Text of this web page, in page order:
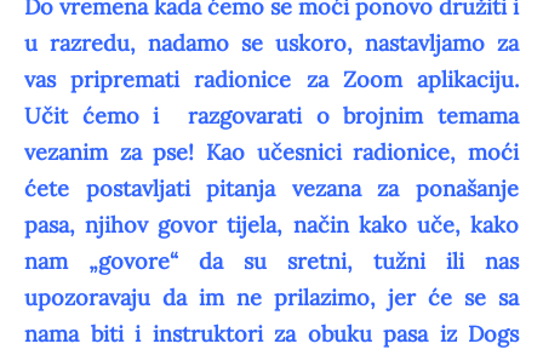
Do vremena kada ćemo se moći ponovo družiti i
u razredu, nadamo se uskoro, nastavljamo za
vas pripremati radionice za Zoom aplikaciju.
Učit ćemo i razgovarati o brojnim temama
vezanim za pse! Kao učesnici radionice, moći
ćete postavljati pitanja vezana za ponašanje
pasa, njihov govor tijela, način kako uče, kako
nam „govore“ da su sretni, tužni ili nas
upozoravaju da im ne prilazimo, jer će se sa
nama biti i instruktori za obuku pasa iz Dogs